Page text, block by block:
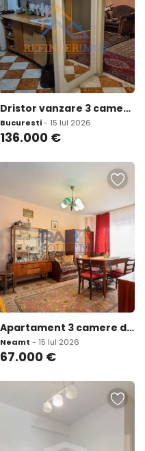
Dristor vanzare 3 camere 69 mp
Bucuresti- 15 Iul 2026
136.000 €
Apartament 3 camere doua bai Bd Roman Musat
Neamt - 15 Iul 2026
67.000 €